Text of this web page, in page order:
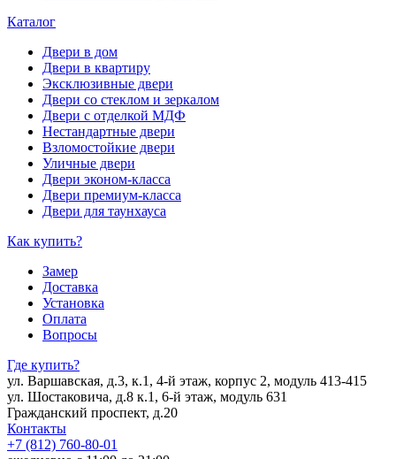
Каталог
Двери в дом
Двери в квартиру
Эксклюзивные двери
Двери со стеклом и зеркалом
Двери с отделкой МДФ
Нестандартные двери
Взломостойкие двери
Уличные двери
Двери эконом-класса
Двери премиум-класса
Двери для таунхауса
Как купить?
Замер
Доставка
Установка
Оплата
Вопросы
Где купить?
ул. Варшавская, д.3, к.1, 4-й этаж, корпус 2, модуль 413-415
ул. Шостаковича, д.8 к.1, 6-й этаж, модуль 631
Гражданский проспект, д.20
Контакты
+7 (812) 760-80-01